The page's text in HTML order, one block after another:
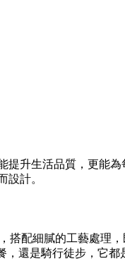
升生活品質，更能
設計。
配細膩的工藝處理
還是騎行徒步，它都